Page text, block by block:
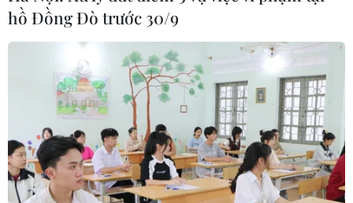
hồ Đồng Đò trước 30/9